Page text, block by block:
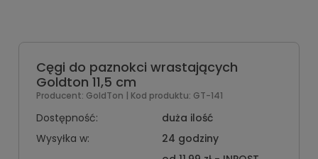
Cęgi do paznokci wrastających
Goldton 11,5 cm
Producent: GoldTon | Kod produktu: GT-141
Dostępność:
duża ilość
Wysyłka w:
24 godziny